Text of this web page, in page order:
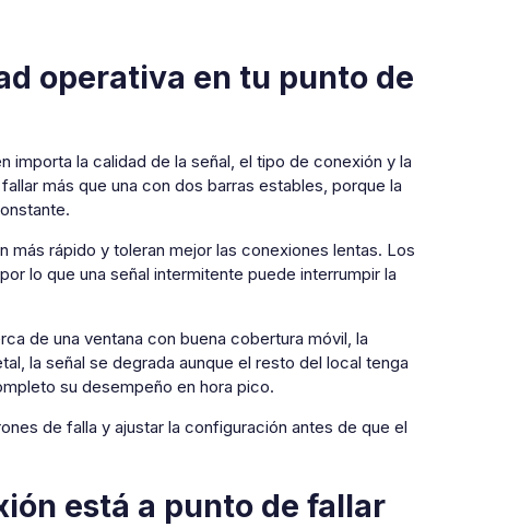
operativa en tu punto de
la calidad de la señal, el tipo de conexión y la
más que una con dos barras estables, porque la
rápido y toleran mejor las conexiones lentas. Los
lo que una señal intermitente puede interrumpir la
de una ventana con buena cobertura móvil, la
la señal se degrada aunque el resto del local tenga
su desempeño en hora pico.
de falla y ajustar la configuración antes de que el
está a punto de fallar